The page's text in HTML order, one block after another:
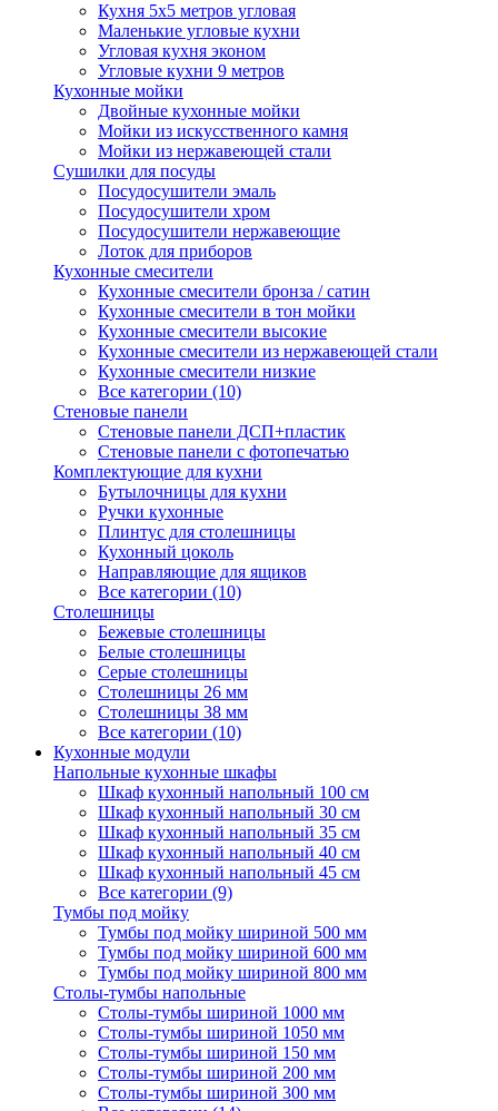
Кухня 5х5 метров угловая
Маленькие угловые кухни
Угловая кухня эконом
Угловые кухни 9 метров
Кухонные мойки
Двойные кухонные мойки
Мойки из искусственного камня
Мойки из нержавеющей стали
Сушилки для посуды
Посудосушители эмаль
Посудосушители хром
Посудосушители нержавеющие
Лоток для приборов
Кухонные смесители
Кухонные смесители бронза / сатин
Кухонные смесители в тон мойки
Кухонные смесители высокие
Кухонные смесители из нержавеющей стали
Кухонные смесители низкие
Все категории (10)
Стеновые панели
Стеновые панели ДСП+пластик
Стеновые панели с фотопечатью
Комплектующие для кухни
Бутылочницы для кухни
Ручки кухонные
Плинтус для столешницы
Кухонный цоколь
Направляющие для ящиков
Все категории (10)
Столешницы
Бежевые столешницы
Белые столешницы
Серые столешницы
Столешницы 26 мм
Столешницы 38 мм
Все категории (10)
Кухонные модули
Напольные кухонные шкафы
Шкаф кухонный напольный 100 см
Шкаф кухонный напольный 30 см
Шкаф кухонный напольный 35 см
Шкаф кухонный напольный 40 см
Шкаф кухонный напольный 45 см
Все категории (9)
Тумбы под мойку
Тумбы под мойку шириной 500 мм
Тумбы под мойку шириной 600 мм
Тумбы под мойку шириной 800 мм
Столы-тумбы напольные
Столы-тумбы шириной 1000 мм
Столы-тумбы шириной 1050 мм
Столы-тумбы шириной 150 мм
Столы-тумбы шириной 200 мм
Столы-тумбы шириной 300 мм